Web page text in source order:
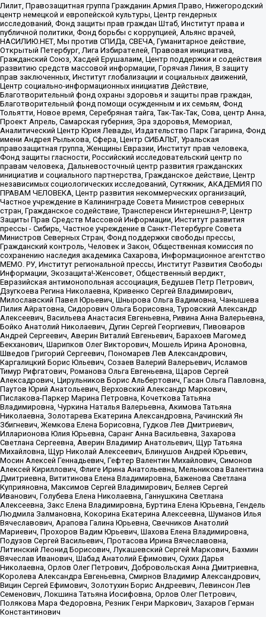
Лилит, Правозащитная группа Гражданин.Армия.Право, Нижегородский
центр немецкой и европейской культуры, Центр гендерных
исследований, Фонд защиты прав граждан Штаб, Институт права и
публичной политики, Фонд борьбы с коррупцией, Альянс врачей,
НАСИЛИЮ.НЕТ, Мы против СПИДа, СВЕЧА, Гуманитарное действие,
Открытый Петербург, Лига Избирателей, Правовая инициатива,
Гражданский Союз, Хасдей Ерушалаим, Центр поддержки и содействия
развитию средств массовой информации, Горячая Линия, В защиту
прав заключенных, Институт глобализации и социальных движений,
Центр социально-информационных инициатив Действие,
Благотворительный фонд охраны здоровья и защиты прав граждан,
Благотворительный фонд помощи осужденным и их семьям, Фонд
Тольятти, Новое время, Серебряная тайга, Так-Так-Так, Сова, центр Анна,
Проект Апрель, Самарская губерния, Эра здоровья, Мемориал,
Аналитический Центр Юрия Левады, Издательство Парк Гагарина, Фонд
имени Андрея Рылькова, Сфера, Центр СИБАЛЬТ, Уральская
правозащитная группа, Женщины Евразии, Институт прав человека,
Фонд защиты гласности, Российский исследовательский центр по
правам человека, Дальневосточный центр развития гражданских
инициатив и социального партнерства, Гражданское действие, Центр
независимых социологических исследований, Сутяжник, АКАДЕМИЯ ПО
ПРАВАМ ЧЕЛОВЕКА, Центр развития некоммерческих организаций,
Частное учреждение в Калининграде Совета Министров северных
стран, Гражданское содействие, Трансперенси Интернешнл-Р, Центр
Защиты Прав Средств Массовой Информации, Институт развития
прессы - Сибирь, Частное учреждение в Санкт-Петербурге Совета
Министров Северных Стран, Фонд поддержки свободы прессы,
Гражданский контроль, Человек и Закон, Общественная комиссия по
сохранению наследия академика Сахарова, Информационное агентство
МЕМО. РУ, Институт региональной прессы, Институт Развития Свободы
Информации, Экозащита!-Женсовет, Общественный вердикт,
Евразийская антимонопольная ассоциация, Бедушев Петр Петрович,
Дзугкоева Регина Николаевна, Кривенко Сергей Владимирович,
Милославский Павел Юрьевич, Шнырова Ольга Вадимовна, Чанышева
Лилия Айратовна, Сидорович Ольга Борисовна, Туровский Александр
Алексеевич, Васильева Анастасия Евгеньевна, Ривина Анна Валерьевна,
Бойко Анатолий Николаевич, Дугин Сергей Георгиевич, Пивоваров
Андрей Сергеевич, Аверин Виталий Евгеньевич, Барахоев Магомед
Бекханович, Шарипков Олег Викторович, Мошель Ирина Ароновна,
Шведов Григорий Сергеевич, Пономарев Лев Александрович,
Каргалицкий Борис Юльевич, Созаев Валерий Валерьевич, Исламов
Тимур Рифгатович, Романова Ольга Евгеньевна, Щаров Сергей
Алексадрович, Цирульников Борис Альбертович, Гасан Ольга Павловна,
Паутов Юрий Анатольевич, Верховский Александр Маркович,
Пислакова-Паркер Марина Петровна, Кочеткова Татьяна
Владимировна, Чуркина Наталья Валерьевна, Акимова Татьяна
Николаевна, Золотарева Екатерина Александровна, Рачинский Ян
Збигневич, Жемкова Елена Борисовна, Гудков Лев Дмитриевич,
Илларионова Юлия Юрьевна, Саранг Анна Васильевна, Захарова
Светлана Сергеевна, Аверин Владимир Анатольевич, Щур Татьяна
Михайловна, Щур Николай Алексеевич, Блинушов Андрей Юрьевич,
Мосин Алексей Геннадьевич, Гефтер Валентин Михайлович, Симонов
Алексей Кириллович, Флиге Ирина Анатольевна, Мельникова Валентина
Дмитриевна, Вититинова Елена Владимировна, Баженова Светлана
Куприяновна, Максимов Сергей Владимирович, Беляев Сергей
Иванович, Голубева Елена Николаевна, Ганнушкина Светлана
Алексеевна, Закс Елена Владимировна, Буртина Елена Юрьевна, Гендель
Людмила Залмановна, Кокорина Екатерина Алексеевна, Шуманов Илья
Вячеславович, Арапова Галина Юрьевна, Свечников Анатолий
Мариевич, Прохоров Вадим Юрьевич, Шахова Елена Владимировна,
Подузов Сергей Васильевич, Протасова Ирина Вячеславовна,
Литинский Леонид Борисович, Лукашевский Сергей Маркович, Бахмин
Вячеслав Иванович, Шабад Анатолий Ефимович, Сухих Дарья
Николаевна, Орлов Олег Петрович, Добровольская Анна Дмитриевна,
Королева Александра Евгеньевна, Смирнов Владимир Александрович,
Вицин Сергей Ефимович, Золотухин Борис Андреевич, Левинсон Лев
Семенович, Локшина Татьяна Иосифовна, Орлов Олег Петрович,
Полякова Мара Федоровна, Резник Генри Маркович, Захаров Герман
Константинович